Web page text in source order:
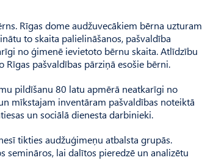
Rīgas dome audžuvecākiem bērna uzturam
to skaita palielināšanos, pašvaldība
no ģimenē ievietoto bērnu skaita. Atlīdzību
pašvaldības pārziņā esošie bērni.
pildīšanu 80 latu apmērā neatkarīgi no
mīkstajam inventāram pašvaldības noteiktā
un sociālā dienesta darbinieki.
tikties audžuģimeņu atbalsta grupās.
semināros, lai dalītos pieredzē un analizētu